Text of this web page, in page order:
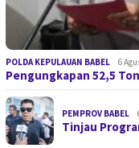
POLDA KEPULAUAN BABEL 6
Pengungkapan 52,5
PEMPROV BABEL
Tinjau